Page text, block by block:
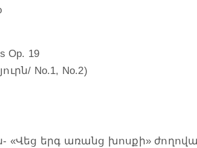
Op. 19
No.1, No.2)
«Վեց երգ առանց խոսքի»